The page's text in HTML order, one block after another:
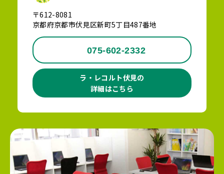
〒612-8081
京都府京都市伏見区新町5丁目487番地
075-602-2332
ラ・レコルト伏見の
詳細はこちら